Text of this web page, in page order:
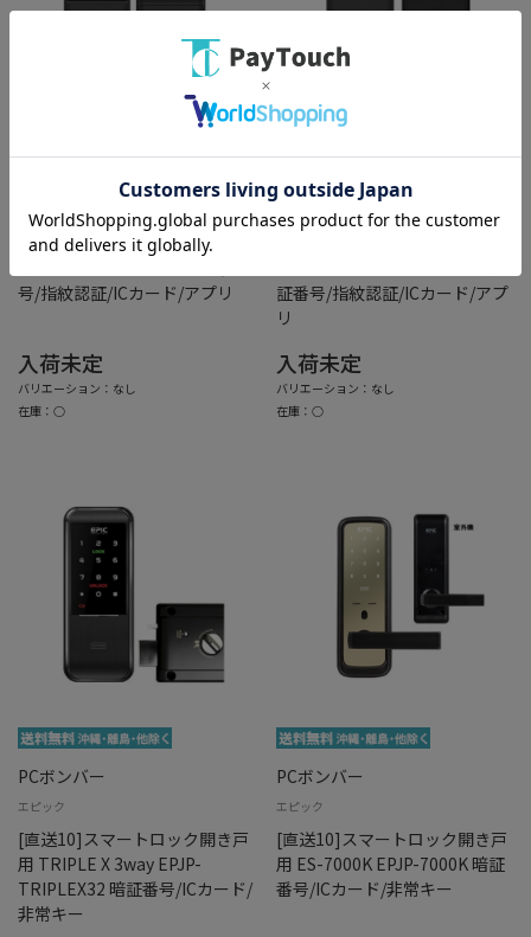
エピック
[直送10]スマートロック開き戸
号/指紋認証/ICカード/アプリ
入荷未定
バリエーション：なし
在庫：○
PCボンバー
証番号/指紋認証/ICカード/アプ
リ
入荷未定
バリエーション：なし
在庫：○
PCボンバー
エピック
[直送10]スマートロック開き戸
用 TRIPLE X 3way EPJP-
TRIPLEX32 暗証番号/ICカード/
非常キー
PCボンバー
エピック
[直送10]スマートロック開き戸
用 ES-7000K EPJP-7000K 暗証
番号/ICカード/非常キー